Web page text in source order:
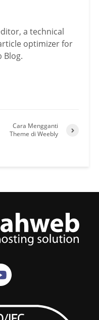
a technical
optimizer for
Blog.
Cara Mengganti
Theme di Weebly